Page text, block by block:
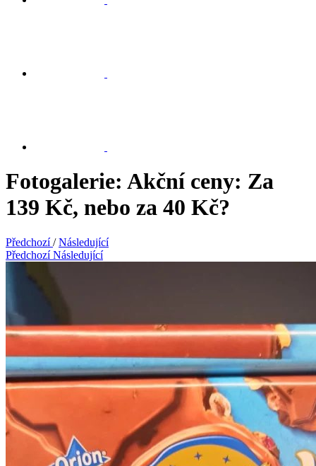
Fotogalerie: Akční ceny: Za
139 Kč, nebo za 40 Kč?
Předchozí / Následující
Předchozí Následující